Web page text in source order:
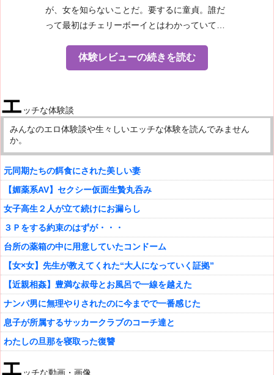
合流してしまえば、もう一般的な合コンと同
ほうが効率もいいし、単独女子よりノリもいい
からね。流れでラブホに直行ってパターンもよ
職場にしろ、その他大勢との人間関係の中で、
特定の異性に好意を持ち、自然に結びついてい
を新しい形で提供しようというのが、このサイ
トのコンセプトなのだ。
項目にチェックを入れて登録しればいいだけ。
希望する合コンのセッティングがＯＫになった
ければいいだけ。
見知らぬ同士なので、１回目はちょっと緊張す
るけど、慣れてくれば普通の合コンとまったく
一緒。また、スケベＯＬとの「ヤリコン」と
か、金持ち熟女との「逆援助コン」なんて変わ
り種も用意されているので、興味のある男性
は、ぜひ参加してみよう。
が、女を知らないことだ。要するに童貞。誰だ
って最初はチェリーボーイとはわかっていて
ゃないか？と、肝心の恋愛まで自信をなくして
しまうといのはよく聞く話。
処女なら、お互いにはじめて同士。バカにされ
る心配もありません。むしろ、人生一度切りの
…というわけで、全国の童貞君に大声で教えて
あげたいのが「ラブコンプレックス
サイト、経験が少ない、もしくはゼロの男女の
ために設けられた大人の社交場なんです。だか
ら、未熟な経験値を恥じることなく、堂々と、
初体験のお相手を探すことができるってわけ。
いきなりの全裸ベッドはちょっと、という男女
は、もちろん恋愛からはじめて、ゆっくりと大
人の階段を登っていけばいいんです。今では死
語の「Ａ・Ｂ・Ｃ(キス・ペッティング・挿
入)」を復活させようじゃありませんか！なんだ
か、書きながら、童貞時代が懐かしくなってき
体験レビューの続きを読む
エ ッチな体験談
みんなのエロ体験談や生々しいエッチな体験を読んでみません
か。
元同期たちの餌食にされた美しい妻
【媚薬系AV】セクシー仮面生贄丸呑み
女子高生２人が立て続けにお漏らし
３Ｐをする約束のはずが・・・
台所の薬箱の中に用意していたコンドーム
【女×女】先生が教えてくれた“大人になっていく証拠”
【近親相姦】豊満な叔母とお風呂で一線を越えた
ナンパ男に無理やりされたのに今までで一番感じた
息子が所属するサッカークラブのコーチ達と
わたしの旦那を寝取った復讐
エ ッチな動画・画像